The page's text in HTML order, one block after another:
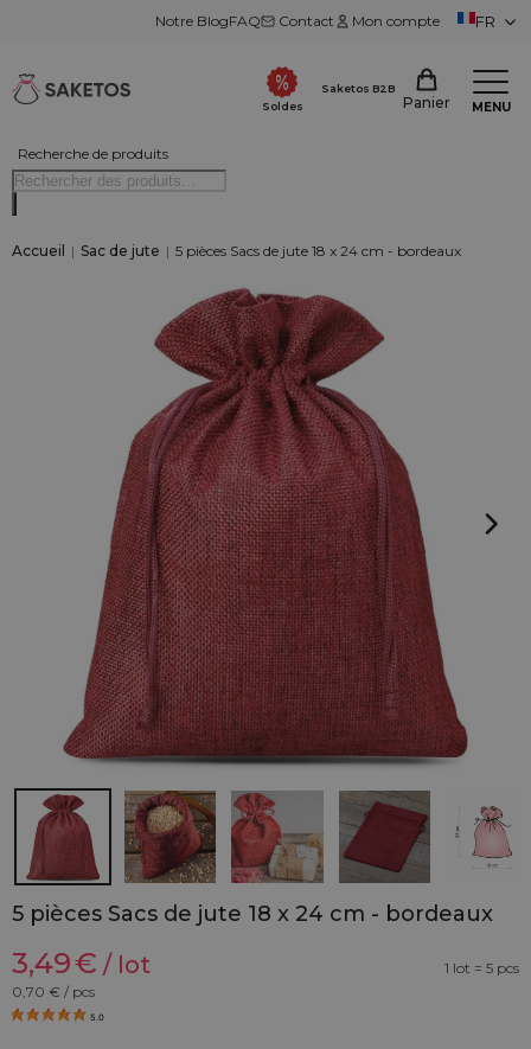
Notre BlogFAQ Contact Mon compte FR
Recherche de produits
Soldes
Saketos B2B
Panier MENU
Accueil | Sac de jute | 5 pièces Sacs de jute 18 x 24 cm - bordeaux
5 pièces Sacs de jute 18 x 24 cm - bordeaux
3,49€ / lot
1 lot = 5 pcs
0,70 € / pcs
5.0